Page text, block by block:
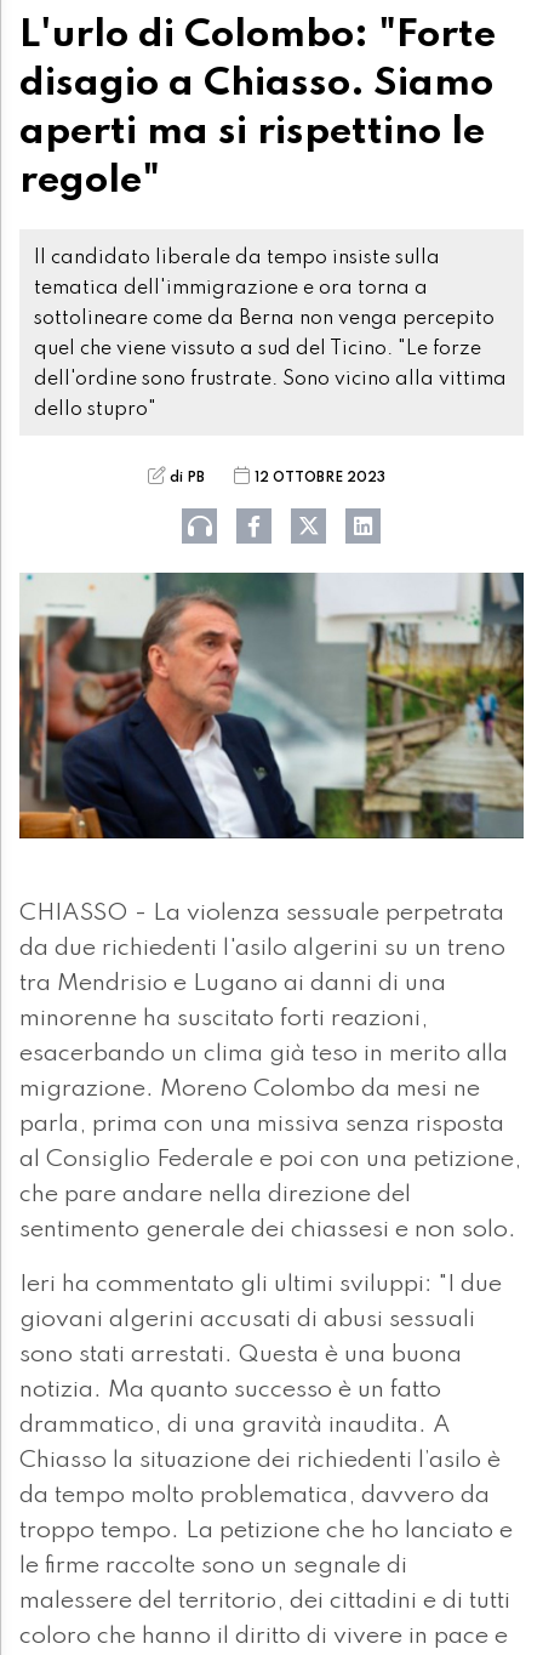
L'urlo di Colombo: "Forte
disagio a Chiasso. Siamo
aperti ma si rispettino le
regole"
Il candidato liberale da tempo insiste sulla
tematica dell'immigrazione e ora torna a
sottolineare come da Berna non venga percepito
quel che viene vissuto a sud del Ticino. "Le forze
dell'ordine sono frustrate. Sono vicino alla vittima
dello stupro"
di PB 12 OTTOBRE 2023
CHIASSO - La violenza sessuale perpetrata
da due richiedenti l'asilo algerini su un treno
tra Mendrisio e Lugano ai danni di una
minorenne ha suscitato forti reazioni,
esacerbando un clima già teso in merito alla
migrazione. Moreno Colombo da mesi ne
parla, prima con una missiva senza risposta
al Consiglio Federale e poi con una petizione,
che pare andare nella direzione del
sentimento generale dei chiassesi e non solo.
Ieri ha commentato gli ultimi sviluppi: "I due
giovani algerini accusati di abusi sessuali
sono stati arrestati. Questa è una buona
notizia. Ma quanto successo è un fatto
drammatico, di una gravità inaudita. A
Chiasso la situazione dei richiedenti l’asilo è
da tempo molto problematica, davvero da
troppo tempo. La petizione che ho lanciato e
le firme raccolte sono un segnale di
malessere del territorio, dei cittadini e di tutti
coloro che hanno il diritto di vivere in pace e